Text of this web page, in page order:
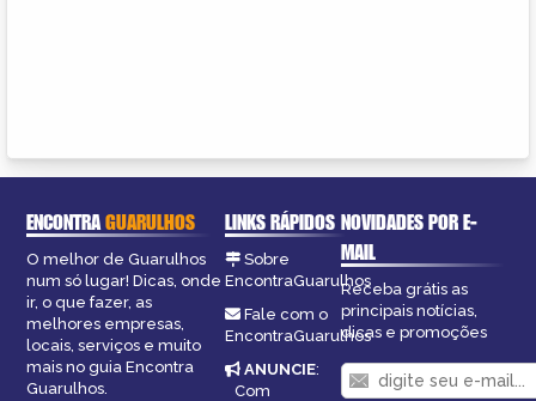
ENCONTRAGUARULHOS
O melhor de Guarulhos
num só lugar! Dicas, onde
ir, o que fazer, as
melhores empresas,
locais, serviços e muito
mais no guia Encontra
Guarulhos.
LINKS RÁPIDOS
Sobre
EncontraGuarulhos
Fale com o
EncontraGuarulhos
ANUNCIE:
Com
NOVIDADES POR E-
MAIL
Receba grátis as
principais notícias,
dicas e promoções